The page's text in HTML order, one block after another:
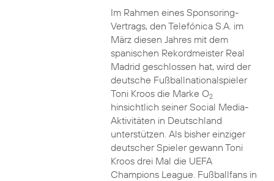
Im Rahmen eines Sponsoring-
Vertrags, den Telefónica S.A. im
März diesen Jahres mit dem
spanischen Rekordmeister Real
Madrid geschlossen hat, wird der
deutsche Fußballnationalspieler
Toni Kroos die Marke O2
hinsichtlich seiner Social Media-
Aktivitäten in Deutschland
unterstützen. Als bisher einziger
deutscher Spieler gewann Toni
Kroos drei Mal die UEFA
Champions League. Fußballfans in